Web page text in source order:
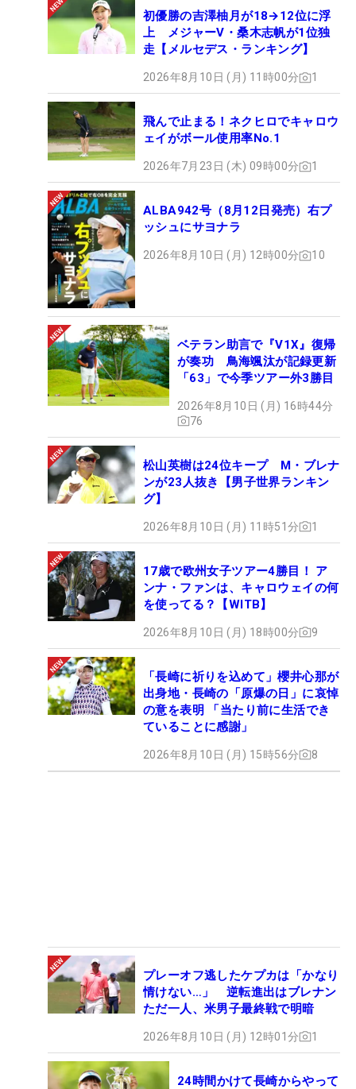
初優勝の吉澤柚月が18→12位に浮
上 メジャーV・桑木志帆が1位独
走【メルセデス・ランキング】
2026年8月10日 (月) 11時00分 1
飛んで止まる！ネクヒロでキャロウ
ェイがボール使用率No.1
2026年7月23日 (木) 09時00分 1
ALBA942号（8月12日発売）右プ
ッシュにサヨナラ
2026年8月10日 (月) 12時00分 10
ベテラン助言で『V1X』復帰
が奏功 鳥海颯汰が記録更新
「63」で今季ツアー外3勝目
2026年8月10日 (月) 16時44分
76
松山英樹は24位キープ M・ブレナ
ンが23人抜き【男子世界ランキン
グ】
2026年8月10日 (月) 11時51分 1
17歳で欧州女子ツアー4勝目！ ア
ンナ・ファンは、キャロウェイの何
を使ってる？【WITB】
2026年8月10日 (月) 18時00分 9
「長崎に祈りを込めて」櫻井心那が
出身地・長崎の「原爆の日」に哀悼
の意を表明 「当たり前に生活でき
ていることに感謝」
2026年8月10日 (月) 15時56分 8
プレーオフ逃したケプカは「かなり
情けない…」 逆転進出はブレナン
ただ一人、米男子最終戦で明暗
2026年8月10日 (月) 12時01分 1
24時間かけて長崎からやって